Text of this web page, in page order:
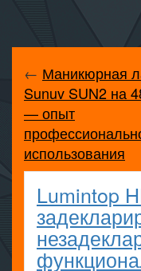
← Маникюрная
Sunuv SUN2 на
— опыт
использования
Lumintop